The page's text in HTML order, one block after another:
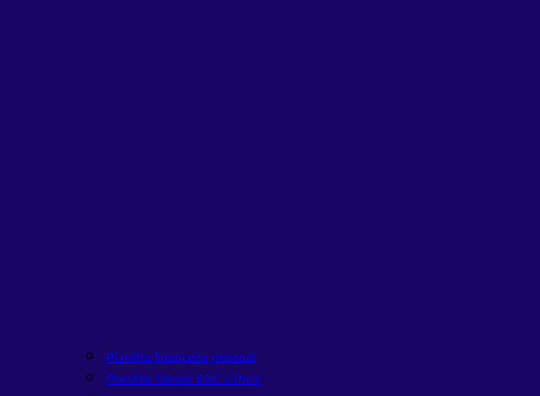
Planilha financeira pessoal
Planilha Tabela SAC x Price